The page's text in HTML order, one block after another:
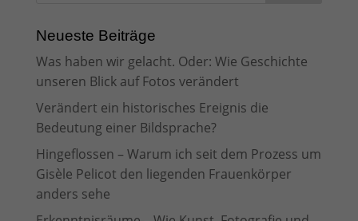
Neueste Beiträge
Was haben wir gelacht. Oder: Wie Geschichte
unseren Blick auf Fotos verändert
Verändert ein historisches Ereignis die
Bedeutung einer Bildsprache?
Hingeflossen – Warum ich seit dem Prozess um
Gisèle Pelicot den liegenden Frauenkörper
anders sehe